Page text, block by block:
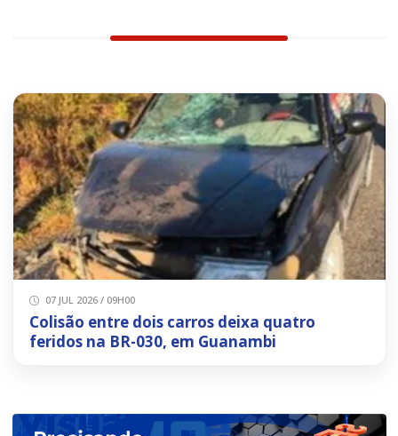
07 JUL 2026 / 09H00
Colisão entre dois carros deixa quatro
feridos na BR-030, em Guanambi